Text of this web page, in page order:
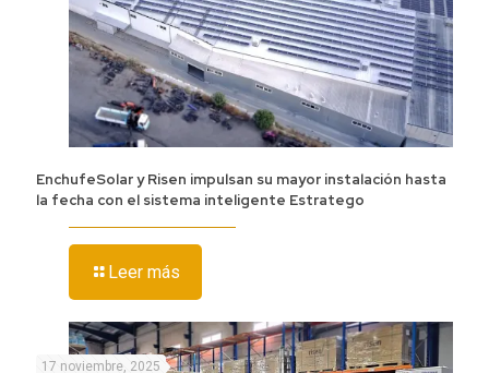
EnchufeSolar y Risen impulsan su mayor instalación hasta
la fecha con el sistema inteligente Estratego
Leer más
17 noviembre, 2025